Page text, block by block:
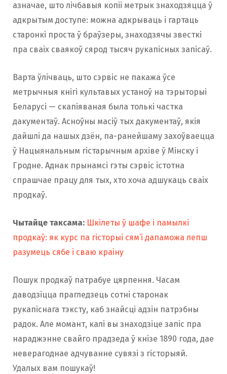
азначае, што лічбавыя копіі метрык знаходзяцца ў
адкрытым доступе: можна адкрываць і гартаць
старонкі проста ў браўзеры, знаходзячы звесткі
пра сваіх сваякоў сярод тысяч рукапісных запісаў.
Варта ўлічваць, што сэрвіс не пакажа ўсе
метрычныя кнігі культавых устаноў на тэрыторыі
Беларусі — скапіяваная была толькі частка
дакументаў. Асноўны масіў тых дакументаў, якія
дайшлі да нашых дзён, па-ранейшаму захоўваецца
ў Нацыянальным гістарычным архіве ў Мінску і
Гродне. Аднак прынамсі гэты сэрвіс істотна
спрашчае працу для тых, хто хоча адшукаць сваіх
продкаў.
Чытайце таксама: Шкілеты ў шафе і памылкі
продкаў: як курс па гісторыі сям’і дапаможа лепш
разумець сябе і сваю краіну
Пошук продкаў патрабуе цярпення. Часам
даводзіцца прагледзець сотні старонак
рукапіснага тэксту, каб знайсці адзін патрэбны
радок. Але момант, калі вы знаходзіце запіс пра
нараджэнне свайго прадзеда ў кнізе 1890 года, дае
неверагоднае адчуванне сувязі з гісторыяй.
Удалых вам пошукаў!